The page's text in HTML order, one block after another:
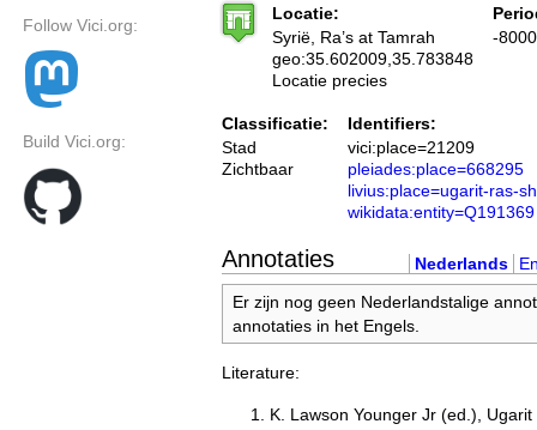
Follow Vici.org:
Build Vici.org:
Locatie:
Syrië, Ra’s at Tamrah
geo:35.602009,35.783848
Locatie precies
-
Classificatie:
Stad
Zichtbaar
Identifiers:
vici:place=21209
pleiades:place=668295
livius:place=ugarit-ras-
wikidata:entity=Q191369
Annotaties Nederlands
Er zijn nog geen Nederlandstalige
annotaties in het Engels.
Literature:
K. Lawson Younger Jr (ed.),